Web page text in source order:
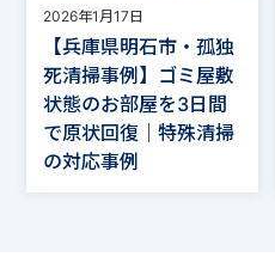
2026年1月17日
【兵庫県明石市・孤独
死清掃事例】ゴミ屋敷
状態のお部屋を3日間
で原状回復｜特殊清掃
の対応事例